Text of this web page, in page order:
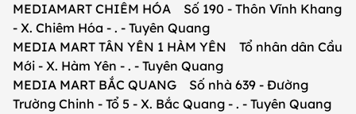
MEDIAMART CHIÊM HÓA Số 190 - Thôn Vĩnh Khang
- X. Chiêm Hóa - . - Tuyên Quang
MEDIA MART TÂN YÊN 1 HÀM YÊN Tổ nhân dân Cầu
Mới - X. Hàm Yên - . - Tuyên Quang
MEDIA MART BẮC QUANG Số nhà 639 - Đường
Trường Chinh - Tổ 5 - X. Bắc Quang - . - Tuyên Quang